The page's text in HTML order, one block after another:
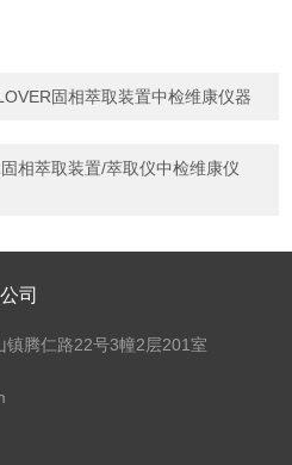
固相萃取装置中检维康仪器
相萃取装置/萃取仪中检维康仪
司
腾仁路22号3幢2层201室